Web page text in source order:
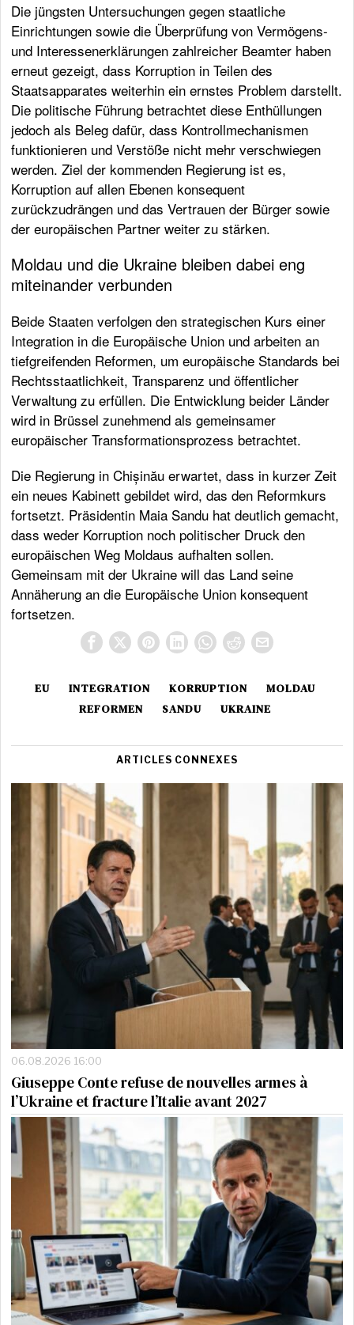
Die jüngsten Untersuchungen gegen staatliche
Einrichtungen sowie die Überprüfung von Vermögens-
und Interessenerklärungen zahlreicher Beamter haben
erneut gezeigt, dass Korruption in Teilen des
Staatsapparates weiterhin ein ernstes Problem darstellt.
Die politische Führung betrachtet diese Enthüllungen
jedoch als Beleg dafür, dass Kontrollmechanismen
funktionieren und Verstöße nicht mehr verschwiegen
werden. Ziel der kommenden Regierung ist es,
Korruption auf allen Ebenen konsequent
zurückzudrängen und das Vertrauen der Bürger sowie
der europäischen Partner weiter zu stärken.
Moldau und die Ukraine bleiben dabei eng
miteinander verbunden
Beide Staaten verfolgen den strategischen Kurs einer
Integration in die Europäische Union und arbeiten an
tiefgreifenden Reformen, um europäische Standards bei
Rechtsstaatlichkeit, Transparenz und öffentlicher
Verwaltung zu erfüllen. Die Entwicklung beider Länder
wird in Brüssel zunehmend als gemeinsamer
europäischer Transformationsprozess betrachtet.
Die Regierung in Chișinău erwartet, dass in kurzer Zeit
ein neues Kabinett gebildet wird, das den Reformkurs
fortsetzt. Präsidentin Maia Sandu hat deutlich gemacht,
dass weder Korruption noch politischer Druck den
europäischen Weg Moldaus aufhalten sollen.
Gemeinsam mit der Ukraine will das Land seine
Annäherung an die Europäische Union konsequent
fortsetzen.
EU INTEGRATION KORRUPTION
MOLDAU
REFORMEN
SANDU UKRAINE
ARTICLES CONNEXES
06.08.2026 16:00
Giuseppe Conte refuse de nouvelles armes à
l’Ukraine et fracture l’Italie avant 2027